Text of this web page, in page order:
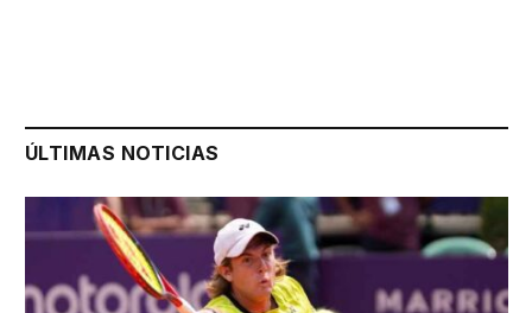
ÚLTIMAS NOTICIAS